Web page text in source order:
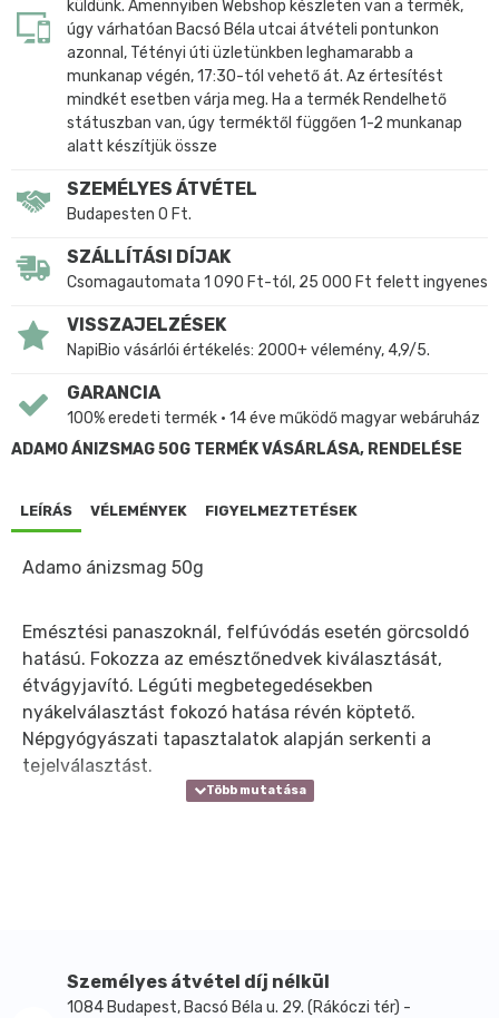
küldünk. Amennyiben Webshop készleten van a termék,
úgy várhatóan Bacsó Béla utcai átvételi pontunkon
azonnal, Tétényi úti üzletünkben leghamarabb a
munkanap végén, 17:30-tól vehető át. Az értesítést
mindkét esetben várja meg. Ha a termék Rendelhető
státuszban van, úgy terméktől függően 1-2 munkanap
alatt készítjük össze
SZEMÉLYES ÁTVÉTEL
Budapesten 0 Ft.
SZÁLLÍTÁSI DÍJAK
Csomagautomata 1 090 Ft-tól, 25 000 Ft felett ingyenes
VISSZAJELZÉSEK
NapiBio vásárlói értékelés: 2000+ vélemény, 4,9/5.
GARANCIA
100% eredeti termék • 14 éve működő magyar webáruház
ADAMO ÁNIZSMAG 50G TERMÉK VÁSÁRLÁSA, RENDELÉSE
LEÍRÁS VÉLEMÉNYEK FIGYELMEZTETÉSEK
Adamo ánizsmag 50g
Emésztési panaszoknál, felfúvódás esetén görcsoldó
hatású. Fokozza az emésztőnedvek kiválasztását,
étvágyjavító. Légúti megbetegedésekben
nyákelválasztást fokozó hatása révén köptető.
Népgyógyászati tapasztalatok alapján serkenti a
tejelválasztást.
Személyes átvétel díj nélkül
1084 Budapest, Bacsó Béla u. 29. (Rákóczi tér) -